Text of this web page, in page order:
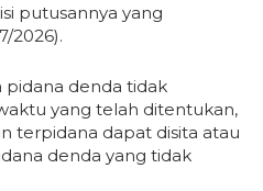
putusannya yang
2026).
pidana denda tidak
yang telah ditentukan,
terpidana dapat disita atau
denda yang tidak